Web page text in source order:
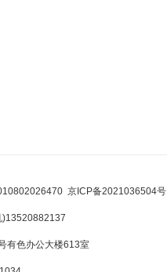
京ICP备2021036504号
)13520882137
有色办公大楼613室